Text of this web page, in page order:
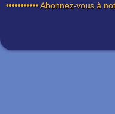
••••••••••• Abonnez-vous à